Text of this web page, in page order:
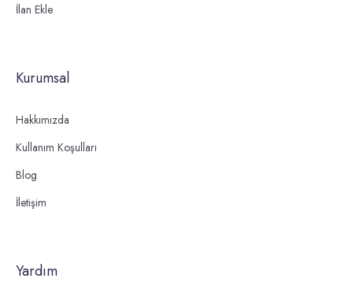
İlan Ekle
Kurumsal
Hakkımızda
Kullanım Koşulları
Blog
İletişim
Yardım